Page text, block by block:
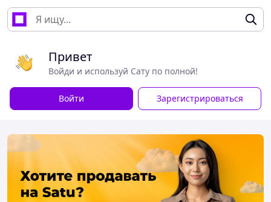
Привет
Войди и используй Сату по полной!
Войти Зарегистрироваться